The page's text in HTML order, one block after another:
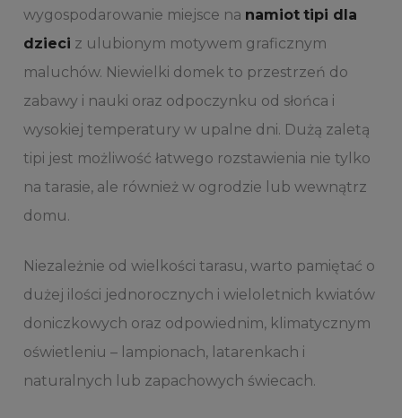
wygospodarowanie miejsce na namiot tipi dla
dzieci z ulubionym motywem graficznym
maluchów. Niewielki domek to przestrzeń do
zabawy i nauki oraz odpoczynku od słońca i
wysokiej temperatury w upalne dni. Dużą zaletą
tipi jest możliwość łatwego rozstawienia nie tylko
na tarasie, ale również w ogrodzie lub wewnątrz
domu.
Niezależnie od wielkości tarasu, warto pamiętać o
dużej ilości jednorocznych i wieloletnich kwiatów
doniczkowych oraz odpowiednim, klimatycznym
oświetleniu – lampionach, latarenkach i
naturalnych lub zapachowych świecach.